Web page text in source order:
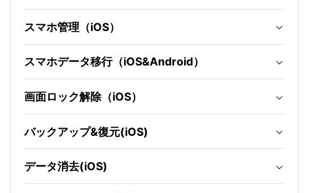
スマホ管理（iOS）
スマホデータ移行（iOS&Android）
画面ロック解除（iOS）
バックアップ&復元(iOS)
データ消去(iOS)